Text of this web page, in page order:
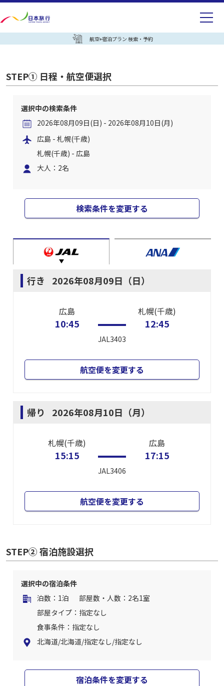
航空+宿泊プラン 検索・予約
STEP① 日程・航空便選択
選択中の検索条件
2026年08月09日(日) - 2026年08月10日(月)
広島 - 札幌(千歳)
札幌(千歳) - 広島
大人：2名
検索条件を変更する
行き 2026年08月09日（日）
広島
10:45
JAL3403
札幌(千歳)
12:45
航空便を変更する
帰り 2026年08月10日（月）
札幌(千歳)
15:15
JAL3406
広島
17:15
航空便を変更する
STEP② 宿泊施設選択
選択中の宿泊条件
泊数：1泊
部屋数・人数：2名1室
部屋タイプ：指定なし
食事条件：指定なし
北海道/北海道/指定なし/指定なし
宿泊条件を変更する